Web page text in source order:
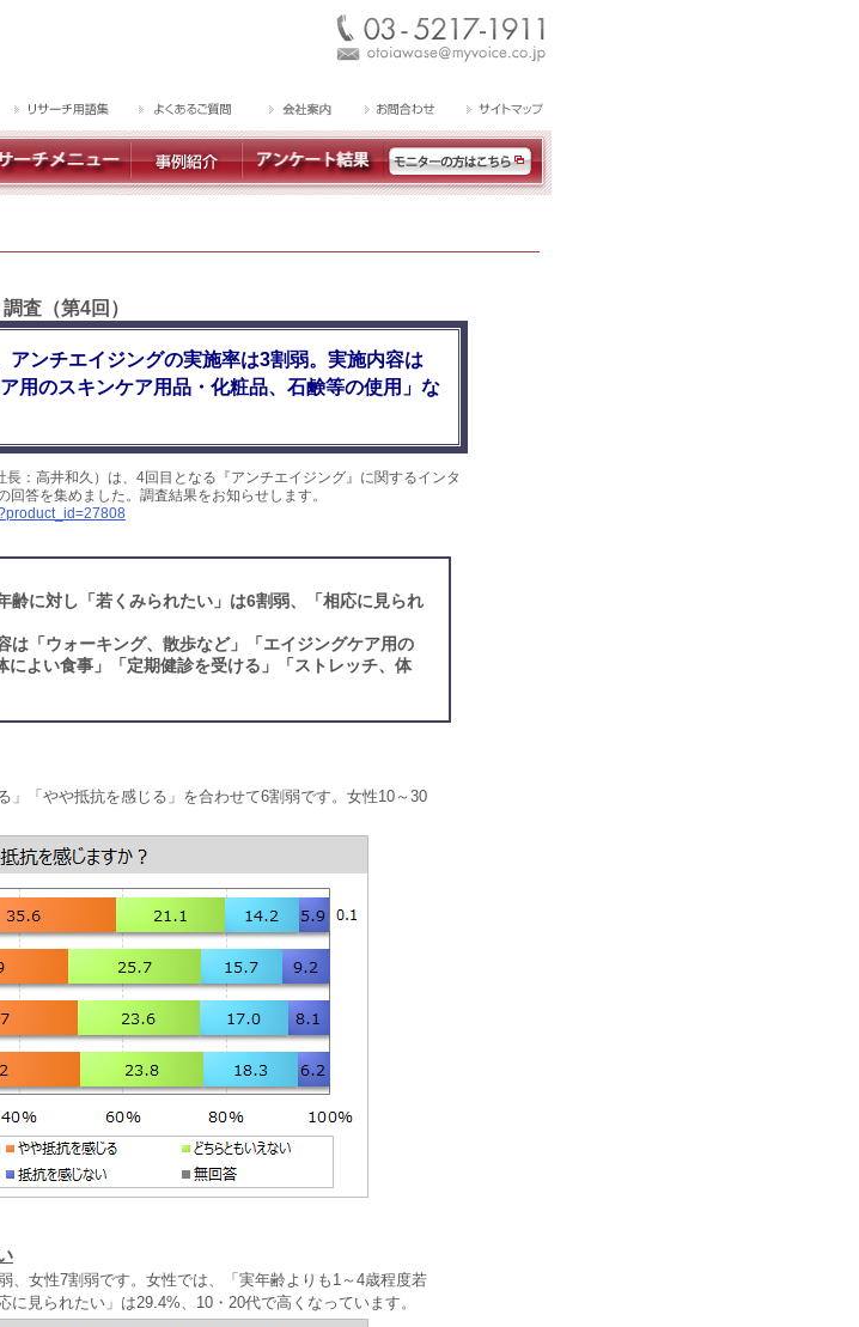
査（第4回）
ンチエイジングの実施率は3割弱。実施内容は
用のスキンケア用品・化粧品、石鹸等の使用」な
：高井和久）は、4回目となる『アンチエイジング』に関するインタ
答を集めました。調査結果をお知らせします。
齢に対し「若くみられたい」は6割弱、「相応に見られ
は「ウォーキング、散歩など」「エイジングケア用の
よい食事」「定期健診を受ける」「ストレッチ、体
」「やや抵抗を感じる」を合わせて6割弱です。女性10～30
、女性7割弱です。女性では、「実年齢よりも1～4歳程度若
見られたい」は29.4%、10・20代で高くなっています。